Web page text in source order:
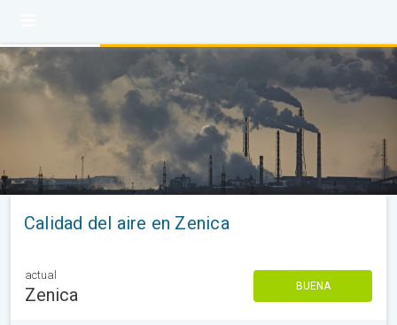
Calidad del aire en Zenica
actual
Zenica BUENA